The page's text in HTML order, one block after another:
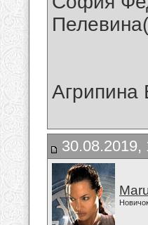
Агрипина
30.08.2019,